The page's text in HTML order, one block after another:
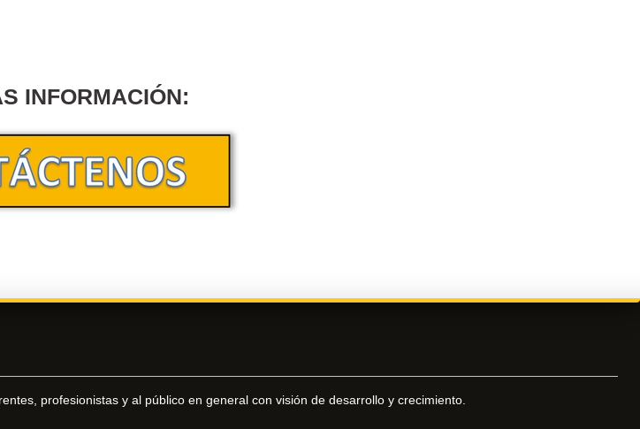
INFORMACIÓN:
profesionistas y al público en general con visión de desarrollo y crecimiento.